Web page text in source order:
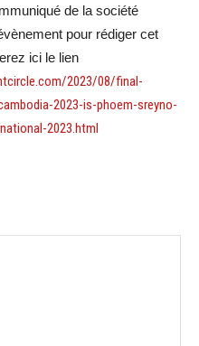
de la société
pour rédiger cet
ici le lien
2023/08/final-
2023-is-phoem-sreyno-
2023.html